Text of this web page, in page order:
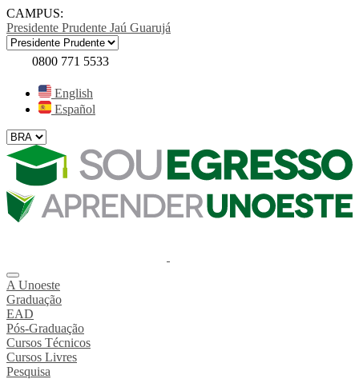
CAMPUS:
Presidente Prudente Jaú Guarujá
0800 771 5533
English
Español
A Unoeste
Graduação
EAD
Pós-Graduação
Cursos Técnicos
Cursos Livres
Pesquisa